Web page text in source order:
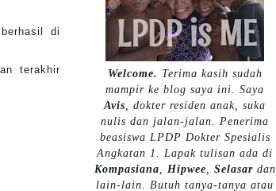
di
terakhir Welcome. Terima kasih sudah
mampir ke blog saya ini. Saya
Avis, dokter residen anak, suka
nulis dan jalan-jalan. Penerima
beasiswa LPDP Dokter Spesialis
Angkatan 1. Lapak tulisan ada di
Kompasiana, Hipwee, Selasardan
lain-lain. Butuh tanya-tanya atau